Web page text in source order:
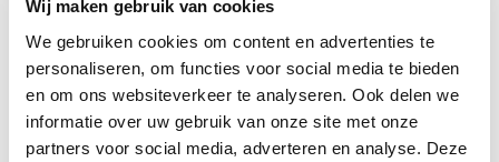
Wij maken gebruik van cookies
We gebruiken cookies om content en advertenties te
personaliseren, om functies voor social media te bieden
en om ons websiteverkeer te analyseren. Ook delen we
informatie over uw gebruik van onze site met onze
partners voor social media, adverteren en analyse. Deze
er voor een training nog geen datum vermeld staan en
je wel interesse zou hebben, laat het ons dan weten
door aan te geven dat je op de hoogte gehouden wilt
worden. Je komt dan op de wachtlijst en als er een